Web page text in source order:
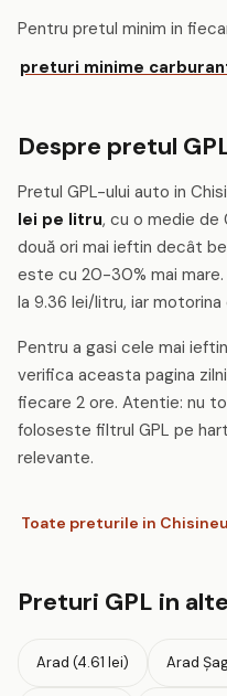
Pentru pretul minim in
preturi minime
Despre pretul
Pretul GPL-ului auto in
lei pe litru, cu o medie de
două ori mai ieftin decât
este cu 20-30% mai
la 9.36 lei/litru, iar motorina
Pentru a gasi cele mai
verifica aceasta pagina
fiecare 2 ore. Atentie: nu
foloseste filtrul GPL pe
relevante.
Toate preturile in
Preturi GPL in
Arad (4.61 lei) Arad